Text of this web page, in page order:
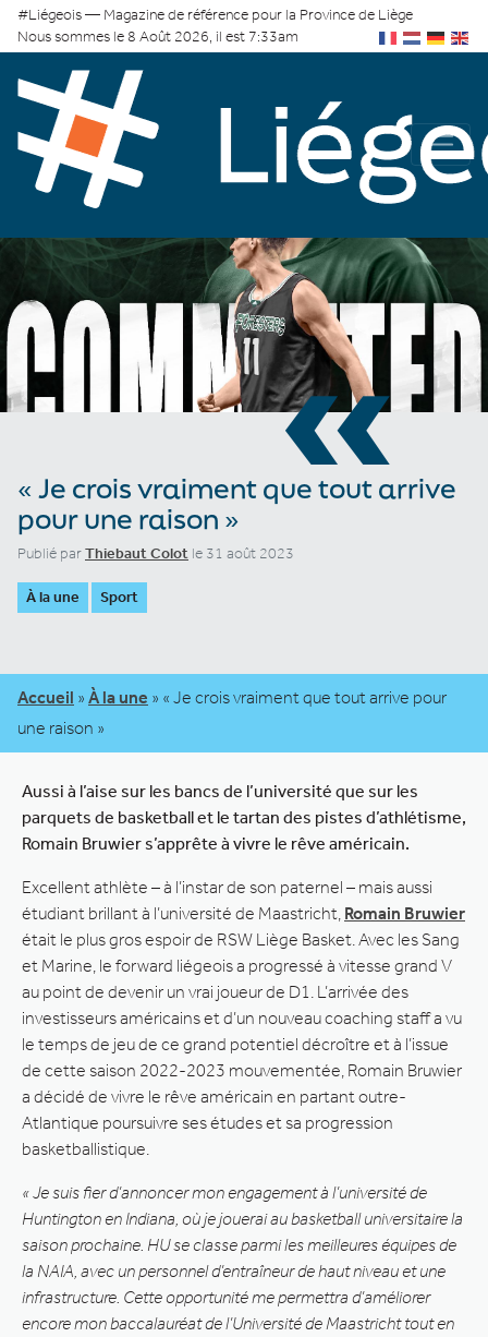
#Liégeois — Magazine de référence pour la Province de Liège
Nous sommes le 8 Août 2026, il est 7:33am
«
« Je crois vraiment que tout arrive
pour une raison »
Publié parThiebaut Colot le 31 août 2023
À la une Sport
Accueil » À la une » « Je crois vraiment que tout arrive pour
une raison »
Aussi à l’aise sur les bancs de l’université que sur les
parquets de basketball et le tartan des pistes d’athlétisme,
Romain Bruwier s’apprête à vivre le rêve américain.
Excellent athlète – à l’instar de son paternel – mais aussi
étudiant brillant à l’université de Maastricht, Romain Bruwier
était le plus gros espoir de RSW Liège Basket. Avec les Sang
et Marine, le forward liégeois a progressé à vitesse grand V
au point de devenir un vrai joueur de D1. L’arrivée des
investisseurs américains et d’un nouveau coaching staff a vu
le temps de jeu de ce grand potentiel décroître et à l’issue
de cette saison 2022-2023 mouvementée, Romain Bruwier
a décidé de vivre le rêve américain en partant outre-
Atlantique poursuivre ses études et sa progression
basketballistique.
« Je suis fier d’annoncer mon engagement à l’université de
Huntington en Indiana, où je jouerai au basketball universitaire la
saison prochaine. HU se classe parmi les meilleures équipes de
la NAIA, avec un personnel d’entraîneur de haut niveau et une
infrastructure. Cette opportunité me permettra d’améliorer
encore mon baccalauréat de l’Université de Maastricht tout en